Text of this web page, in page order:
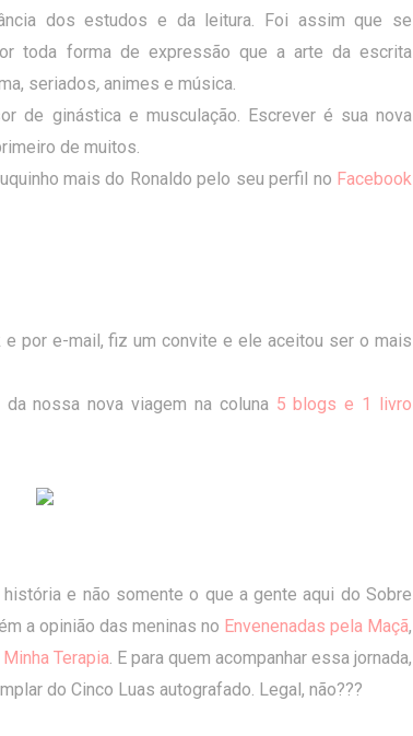
dos estudos e da leitura. Foi assim que se
toda forma de expressão que a arte da escrita
seriados, animes e música.
de ginástica e musculação. Escrever é sua nova
de muitos.
mais do Ronaldo pelo seu perfil no Facebook
por e-mail, fiz um convite e ele aceitou ser o mais
nossa nova viagem na coluna 5 blogs e 1 livro
e não somente o que a gente aqui do Sobre
a opinião das meninas no Envenenadas pela Maçã,
Terapia. E para quem acompanhar essa jornada,
do Cinco Luas autografado. Legal, não???